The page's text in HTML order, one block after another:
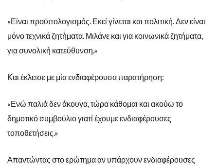
«Είναι προϋπολογισμός. Εκεί γίνεται και πολιτική. Δεν είναι
μόνο τεχνικά ζητήματα. Μιλάνε και για κοινωνικά ζητήματα,
για συνολική κατεύθυνση.»
Και έκλεισε με μία ενδιαφέρουσα παρατήρηση:
«Ενώ παλιά δεν άκουγα, τώρα κάθομαι και ακούω το
δημοτικό συμβούλιο γιατί έχουμε ενδιαφέρουσες
τοποθετήσεις.»
Απαντώντας στο ερώτημα αν υπάρχουν ενδιαφέρουσες